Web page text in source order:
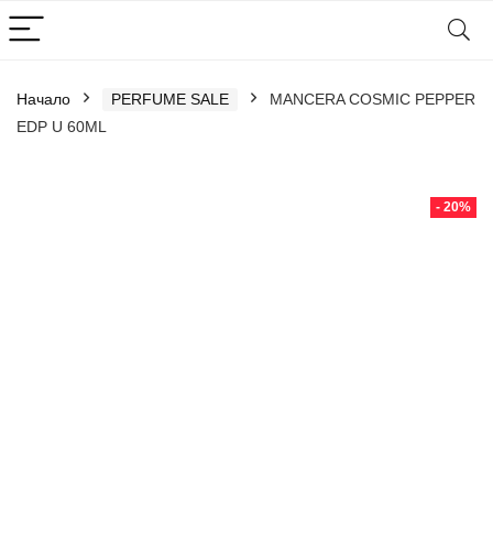
Начало PERFUME SALE
MANCERA COSMIC PEPPER
EDP U 60ML
- 20%